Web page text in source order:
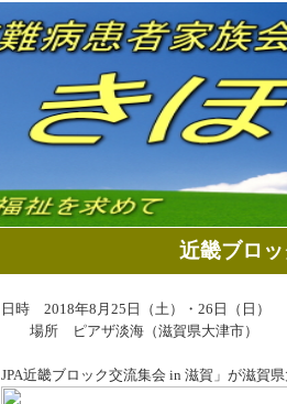
近畿ブロ
日時 2018年8月25日（土）・26日（日）
場所 ピアザ淡海（滋賀県大津市）
JPA近畿ブロック交流集会 in 滋賀」が滋賀